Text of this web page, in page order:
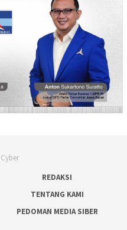
REDAKSI
TENTANG KAMI
PEDOMAN MEDIA SIBER